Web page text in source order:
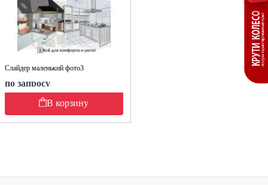
Слайдер маленький фото3
по запросу
В корзину